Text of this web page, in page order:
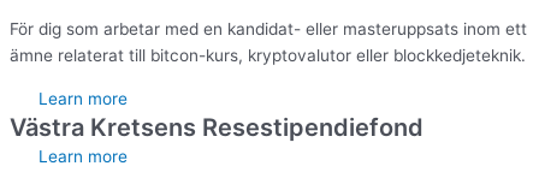
För dig som arbetar med en kandidat- eller masteruppsats inom ett
ämne relaterat till bitcon-kurs, kryptovalutor eller blockkedjeteknik.
Learn more
Västra Kretsens Resestipendiefond
Learn more